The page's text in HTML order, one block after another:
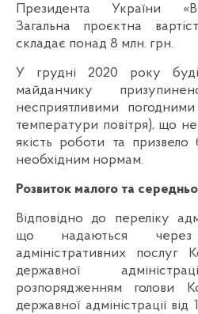
Президента України
Загальна проєктна
складає понад 8 млн. грн.
У грудні 2020 року
майданчику
несприятливими
температури повітря), що
якість роботи та призвело
необхідним нормам.
Розвиток малого та
Відповідно до переліку
що надаються
адміністративних послуг
державної
розпорядженням голови
державної адміністрації